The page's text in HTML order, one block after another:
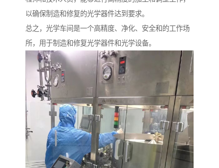
以确保制造和修复的光学器件达到要求。
总之，光学车间是一个高精度、净化、安全和的工作场
所，用于制造和修复光学器件和光学设备。